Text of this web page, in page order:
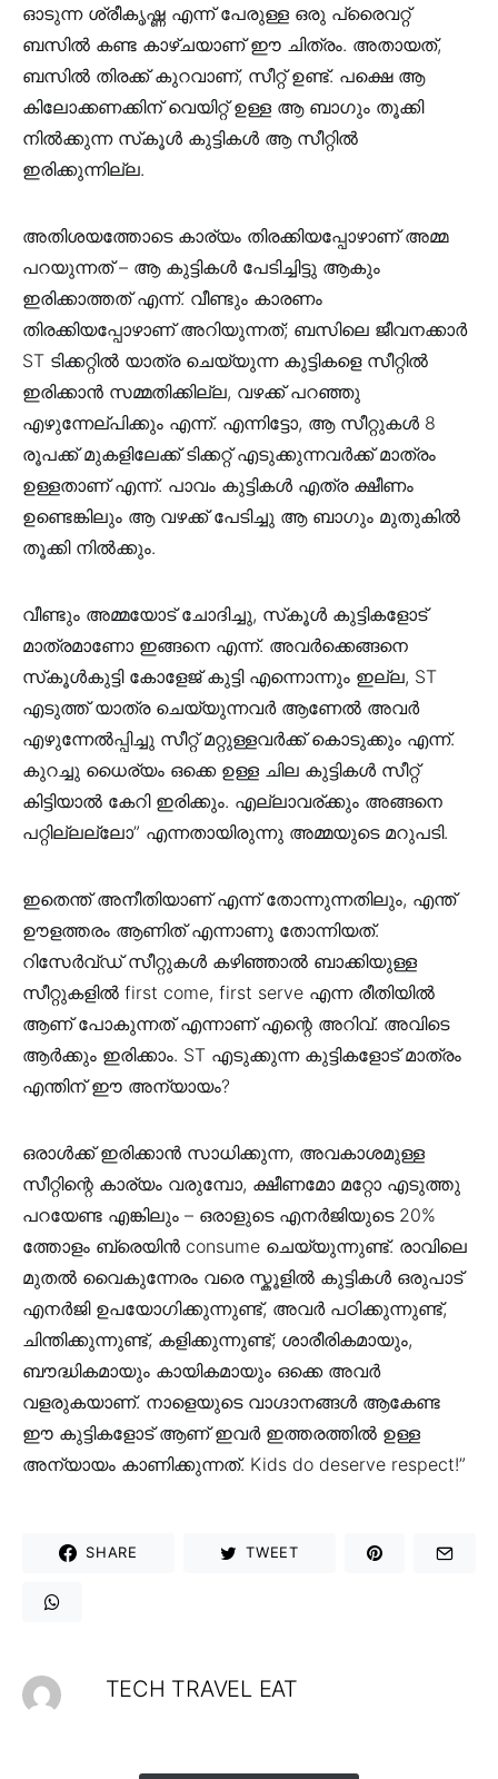
ഓടുന്ന ശ്രീകൃഷ്ണ എന്ന് പേരുള്ള ഒരു പ്രൈവറ്റ്
ബസിൽ കണ്ട കാഴ്ചയാണ് ഈ ചിത്രം. അതായത്,
ബസിൽ തിരക്ക് കുറവാണ്, സീറ്റ് ഉണ്ട്. പക്ഷെ ആ
കിലോക്കണക്കിന് വെയിറ്റ് ഉള്ള ആ ബാഗും തൂക്കി
നിൽക്കുന്ന സ്‌കൂൾ കുട്ടികൾ ആ സീറ്റിൽ
ഇരിക്കുന്നില്ല.
അതിശയത്തോടെ കാര്യം തിരക്കിയപ്പോഴാണ് അമ്മ
പറയുന്നത് – ആ കുട്ടികൾ പേടിച്ചിട്ടു ആകും
ഇരിക്കാത്തത് എന്ന്. വീണ്ടും കാരണം
തിരക്കിയപ്പോഴാണ് അറിയുന്നത്; ബസിലെ ജീവനക്കാർ
ST ടിക്കറ്റിൽ യാത്ര ചെയ്യുന്ന കുട്ടികളെ സീറ്റിൽ
ഇരിക്കാൻ സമ്മതിക്കില്ല, വഴക്ക് പറഞ്ഞു
എഴുന്നേല്പിക്കും എന്ന്. എന്നിട്ടോ, ആ സീറ്റുകൾ 8
രൂപക്ക് മുകളിലേക്ക് ടിക്കറ്റ് എടുക്കുന്നവർക്ക് മാത്രം
ഉള്ളതാണ് എന്ന്. പാവം കുട്ടികൾ എത്ര ക്ഷീണം
ഉണ്ടെങ്കിലും ആ വഴക്ക് പേടിച്ചു ആ ബാഗും മുതുകിൽ
തൂക്കി നിൽക്കും.
വീണ്ടും അമ്മയോട് ചോദിച്ചു, സ്‌കൂൾ കുട്ടികളോട്
മാത്രമാണോ ഇങ്ങനെ എന്ന്. അവർക്കെങ്ങനെ
സ്‌കൂൾകുട്ടി കോളേജ് കുട്ടി എന്നൊന്നും ഇല്ല, ST
എടുത്ത് യാത്ര ചെയ്യുന്നവർ ആണേൽ അവർ
എഴുന്നേൽപ്പിച്ചു സീറ്റ് മറ്റുള്ളവർക്ക് കൊടുക്കും എന്ന്.
കുറച്ചു ധൈര്യം ഒക്കെ ഉള്ള ചില കുട്ടികൾ സീറ്റ്
കിട്ടിയാൽ കേറി ഇരിക്കും. എല്ലാവര്ക്കും അങ്ങനെ
പറ്റില്ലല്ലോ” എന്നതായിരുന്നു അമ്മയുടെ മറുപടി.
ഇതെന്ത് അനീതിയാണ് എന്ന് തോന്നുന്നതിലും, എന്ത്
ഊളത്തരം ആണിത് എന്നാണു തോന്നിയത്.
റിസേർവ്ഡ് സീറ്റുകൾ കഴിഞ്ഞാൽ ബാക്കിയുള്ള
സീറ്റുകളിൽ first come, first serve എന്ന രീതിയിൽ
ആണ് പോകുന്നത് എന്നാണ് എന്റെ അറിവ്. അവിടെ
ആർക്കും ഇരിക്കാം. ST എടുക്കുന്ന കുട്ടികളോട് മാത്രം
എന്തിന് ഈ അന്യായം?
ഒരാൾക്ക് ഇരിക്കാൻ സാധിക്കുന്ന, അവകാശമുള്ള
സീറ്റിന്റെ കാര്യം വരുമ്പോ, ക്ഷീണമോ മറ്റോ എടുത്തു
പറയേണ്ട എങ്കിലും – ഒരാളുടെ എനർജിയുടെ 20%
ത്തോളം ബ്രെയിൻ consume ചെയ്യുന്നുണ്ട്. രാവിലെ
മുതൽ വൈകുന്നേരം വരെ സ്കൂളിൽ കുട്ടികൾ ഒരുപാട്
എനർജി ഉപയോഗിക്കുന്നുണ്ട്, അവർ പഠിക്കുന്നുണ്ട്,
ചിന്തിക്കുന്നുണ്ട്, കളിക്കുന്നുണ്ട്; ശാരീരികമായും,
ബൗദ്ധികമായും കായികമായും ഒക്കെ അവർ
വളരുകയാണ്. നാളെയുടെ വാഗ്ദാനങ്ങൾ ആകേണ്ട
ഈ കുട്ടികളോട് ആണ് ഇവർ ഇത്തരത്തിൽ ഉള്ള
അന്യായം കാണിക്കുന്നത്. Kids do deserve respect!”
SHARE TWEET
TECH TRAVEL EAT